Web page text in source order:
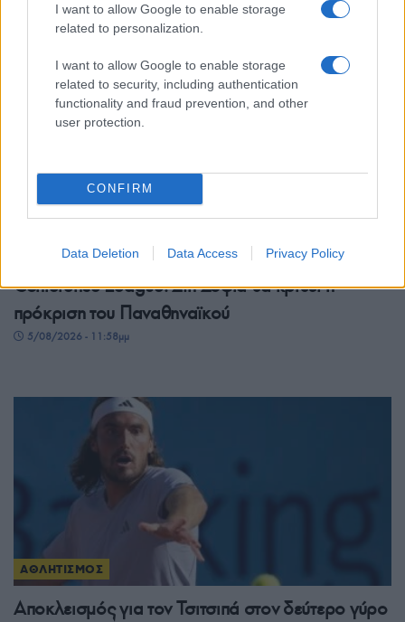
I want to allow Google to enable storage
related to personalization.
I want to allow Google to enable storage
related to security, including authentication
functionality and fraud prevention, and other
user protection.
CONFIRM
Data Deletion Data Access Privacy Policy
6/08/2026 - 10:18πμ
ΑΘΛΗΤΙΣΜΟΣ
Conference League: Στη Σόφια θα κριθεί η
πρόκριση του Παναθηναϊκού
5/08/2026 - 11:58μμ
ΑΘΛΗΤΙΣΜΟΣ
Αποκλεισμός για τον Τσιτσιπά στον δεύτερο γύρο